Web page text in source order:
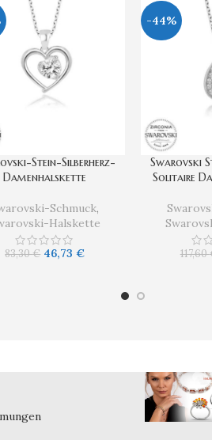
Stein-Silberherz-
Damenhalskette
Schmuck,
Halskette
83,30€ 46,73€
-44%
Swarovski
Solitaire
117,60